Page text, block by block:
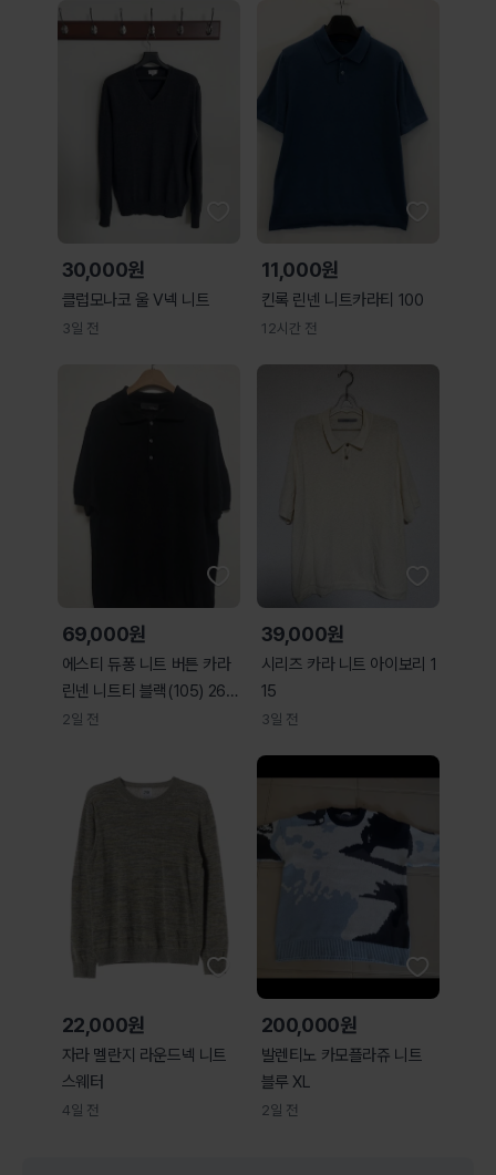
30,000원
클럽모나코 울 V넥 니트
3일 전
11,000원
킨록 린넨 니트카라티 100
12시간 전
69,000원
에스티 듀퐁 니트 버튼 카라
린넨 니트티 블랙(105) 260
805_6
2일 전
39,000원
시리즈 카라 니트 아이보리 1
15
3일 전
22,000원
자라 멜란지 라운드넥 니트
스웨터
4일 전
200,000원
발렌티노 카모플라쥬 니트
블루 XL
2일 전